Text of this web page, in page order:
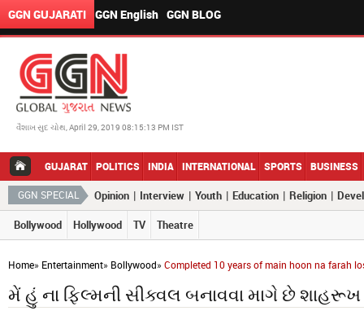
GGN GUJARATI GGN English GGN BLOG
વૈશાખ સુદ ચોથ, April 29, 2019 08:15:13 PM IST
GUJARAT POLITICS INDIA INTERNATIONAL SPORTS BUSINESS
GGN SPECIAL Opinion | Interview | Youth | Education | Religion |
Bollywood
Hollywood TV Theatre
Home» Entertainment» Bollywood»Completed 10 years of main hoon na farah
મેં હું ના ફિલ્મની સીક્વલ બનાવવા માગે છે શાહરૂખ